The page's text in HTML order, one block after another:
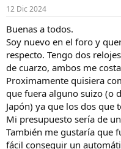
l
h
i
l
o
i
12 Dic 2024
Buenas a todos.
Soy nuevo en el foro y
respecto. Tengo dos
de cuarzo, ambos me
Proximamente quisiera
que fuera alguno suizo (o
Japón) ya que los dos que
Mi presupuesto sería de
También me gustaría que
fácil conseguir un